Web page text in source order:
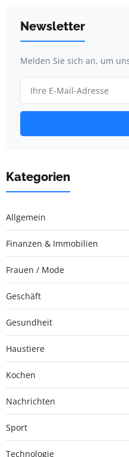
Newsletter
Melden Sie sich an, um
Kategorien
Allgemein
Finanzen & Immobilien
Frauen / Mode
Geschäft
Gesundheit
Haustiere
Kochen
Nachrichten
Sport
Technologie